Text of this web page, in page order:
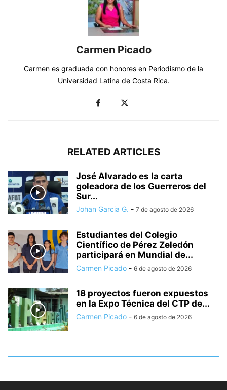
Carmen Picado
Carmen es graduada con honores en Periodismo de la
Universidad Latina de Costa Rica.
RELATED ARTICLES
José Alvarado es la carta
goleadora de los Guerreros del
Sur...
Johan Garcia G. - 7 de agosto de 2026
Estudiantes del Colegio
Científico de Pérez Zeledón
participará en Mundial de...
Carmen Picado - 6 de agosto de 2026
18 proyectos fueron expuestos
en la Expo Técnica del CTP de...
Carmen Picado - 6 de agosto de 2026